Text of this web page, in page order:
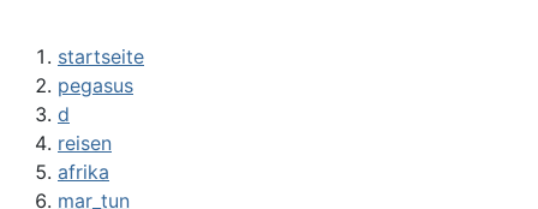
startseite
pegasus
d
reisen
afrika
mar_tun